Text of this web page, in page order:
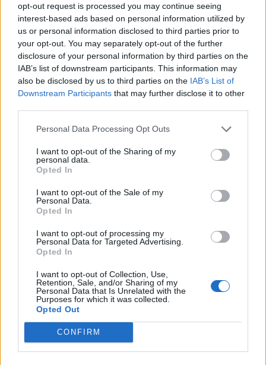
opt-out request is processed you may continue seeing
interest-based ads based on personal information utilized by
us or personal information disclosed to third parties prior to
your opt-out. You may separately opt-out of the further
disclosure of your personal information by third parties on the
IAB’s list of downstream participants. This information may
also be disclosed by us to third parties on the IAB’s List of
Downstream Participants that may further disclose it to other
Personal Data Processing Opt Outs
I want to opt-out of the Sharing of my
personal data.
Opted In
I want to opt-out of the Sale of my
Personal Data.
Opted In
I want to opt-out of processing my
Personal Data for Targeted Advertising.
Opted In
I want to opt-out of Collection, Use,
Retention, Sale, and/or Sharing of my
Personal Data that Is Unrelated with the
Purposes for which it was collected.
Opted Out
CONFIRM
17:14
Πρόλαβαν τη φωτιά στο Κορωπί - Είχε ηχήσει το 112
17:12
Ο Νετανιάχου απορρίπτει το σχέδιο Τραμπ για τη Γάζα
17:05
Ο Καρέτσας πλήγωσε τον Τζόλη με τρομερό γκολ
Δεκαπενταύγουστος 2026: Πώς αμείβονται όσοι θα
εργαστούν
Τεχνητής Νοημοσύνης
ΠΕΡΙΣΣΟΤΕΡΑ
ΣΧΕΤΙΚA AΡΘΡΑ
Χανιά: Το παλιό φορτηγό έγινε... ενυδρείο - Η
ΚΡΗΤΗ 18:35